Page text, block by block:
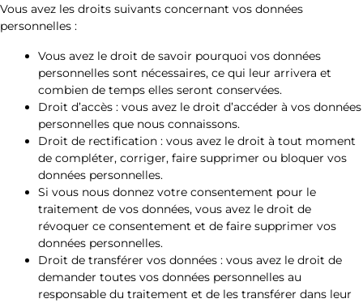
Vous avez les droits suivants concernant vos données
personnelles :
Vous avez le droit de savoir pourquoi vos données
personnelles sont nécessaires, ce qui leur arrivera et
combien de temps elles seront conservées.
Droit d’accès : vous avez le droit d’accéder à vos données
personnelles que nous connaissons.
Droit de rectification : vous avez le droit à tout moment
de compléter, corriger, faire supprimer ou bloquer vos
données personnelles.
Si vous nous donnez votre consentement pour le
traitement de vos données, vous avez le droit de
révoquer ce consentement et de faire supprimer vos
données personnelles.
Droit de transférer vos données : vous avez le droit de
demander toutes vos données personnelles au
responsable du traitement et de les transférer dans leur